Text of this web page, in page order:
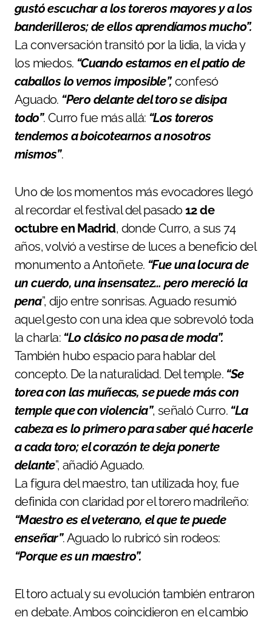
gustó escuchar a los toreros mayores y a los
banderilleros; de ellos aprendíamos mucho”.
La conversación transitó por la lidia, la vida y
los miedos. “Cuando estamos en el patio de
caballos lo vemos imposible”, confesó
Aguado. “Pero delante del toro se disipa
todo”. Curro fue más allá: “Los toreros
tendemos a boicotearnos a nosotros
mismos”.
Uno de los momentos más evocadores llegó
al recordar el festival del pasado12 de
octubre en Madrid, donde Curro, a sus 74
años, volvió a vestirse de luces a beneficio del
monumento a Antoñete. “Fue una locura de
un cuerdo, una insensatez… pero mereció la
pena”, dijo entre sonrisas. Aguado resumió
aquel gesto con una idea que sobrevoló toda
la charla: “Lo clásico no pasa de moda”.
También hubo espacio para hablar del
concepto. De la naturalidad. Del temple. “Se
torea con las muñecas, se puede más con
temple que con violencia”, señaló Curro. “La
cabeza es lo primero para saber qué hacerle
a cada toro; el corazón te deja ponerte
delante”, añadió Aguado.
La figura del maestro, tan utilizada hoy, fue
definida con claridad por el torero madrileño:
“Maestro es el veterano, el que te puede
enseñar”. Aguado lo rubricó sin rodeos:
“Porque es un maestro”.
El toro actual y su evolución también entraron
en debate. Ambos coincidieron en el cambio